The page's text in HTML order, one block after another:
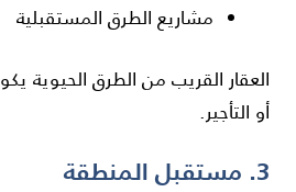
مشاريع الطرق المستقبلية
العقار القريب من الطرق الحيوية
أو التأجير.
3. مستقبل المنطقة